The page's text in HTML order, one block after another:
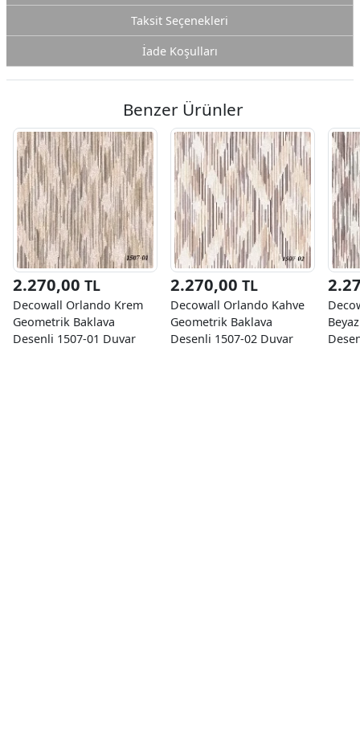
Taksit Seçenekleri
İade Koşulları
Benzer Ürünler
2.270,00 TL
Decowall Orlando Krem
Geometrik Baklava
Desenli 1507-01 Duvar
2.270,00 TL
Decowall Orlando Kahve
Geometrik Baklava
Desenli 1507-02 Duvar